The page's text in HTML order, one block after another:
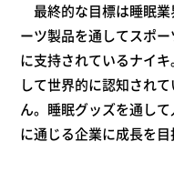
最終的な目標は睡眠
ーツ製品を通してスポ
に支持されているナイ
して世界的に認知され
ん。睡眠グッズを通し
に通じる企業に成長を目